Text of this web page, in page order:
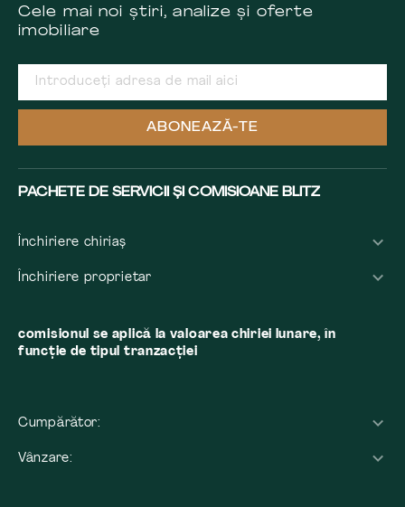
Cele mai noi știri, analize și oferte
imobiliare
ABONEAZĂ-TE
PACHETE DE SERVICII ȘI COMISIOANE BLITZ
Închiriere chiriaș
Închiriere proprietar
comisionul se aplică la valoarea chiriei lunare, în
funcție de tipul tranzacției
Cumpărător:
Vânzare: